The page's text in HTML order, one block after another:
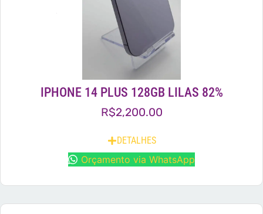
IPHONE 14 PLUS 128GB LILAS 82%
R$2,200.00
DETALHES
Orçamento via WhatsApp